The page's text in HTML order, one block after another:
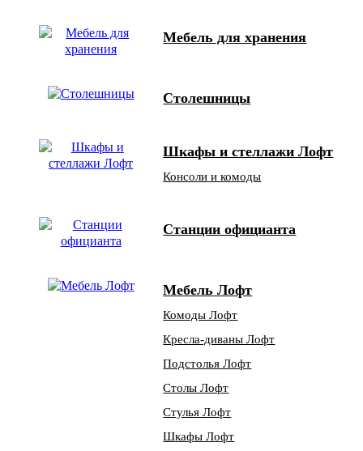
Мебель для хранения
Столешницы
Шкафы и стеллажи Лофт
Консоли и комоды
Станции официанта
Мебель Лофт
Комоды Лофт
Кресла-диваны Лофт
Подстолья Лофт
Столы Лофт
Стулья Лофт
Шкафы Лофт